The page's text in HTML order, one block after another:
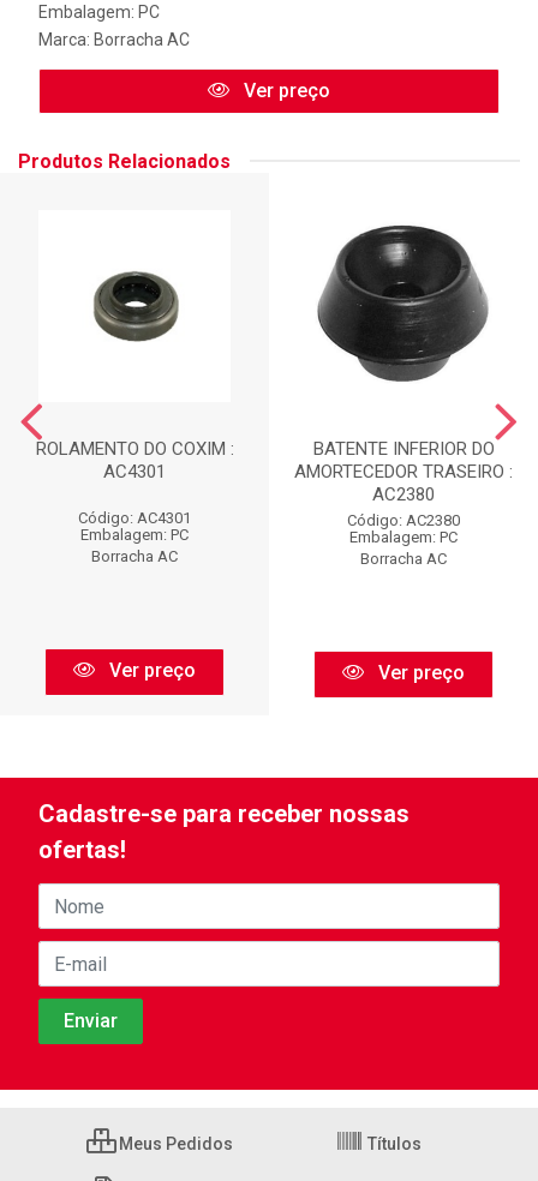
Embalagem: PC
Marca: Borracha AC
Ver preço
Produtos Relacionados
ROLAMENTO DO COXIM :
AC4301
Código: AC4301
Embalagem: PC
Borracha AC
Ver preço
BATENTE INFERIOR DO
AMORTECEDOR TRASEIRO :
AC2380
Código: AC2380
Embalagem: PC
Borracha AC
Ver preço
Cadastre-se para receber nossas
ofertas!
Meus Pedidos Títulos